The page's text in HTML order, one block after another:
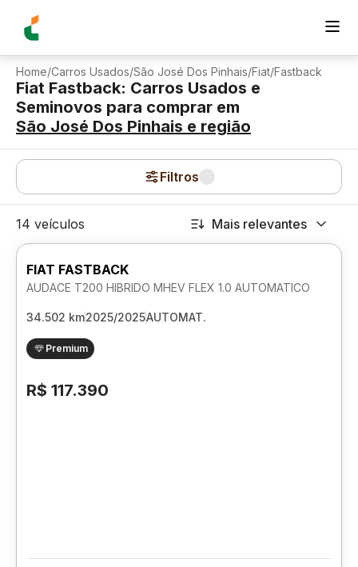
Home/Carros Usados/São José Dos Pinhais/Fiat/Fastback
Fiat Fastback: Carros Usados e
Seminovos para comprar em
São José Dos Pinhais e região
Filtros
14 veículos Mais relevantes
FIAT FASTBACK
AUDACE T200 HIBRIDO MHEV FLEX 1.0 AUTOMATICO
34.502 km2025/2025AUTOMAT.
Premium
R$ 117.390